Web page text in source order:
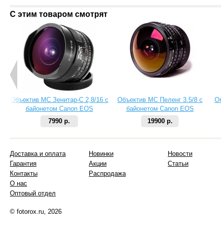
С этим товаром смотрят
Объектив МС Зенитар-C 2,8/16 с
байонетом Canon EOS
7990 р.
Объектив МС Пеленг 3.5/8 с
байонетом Canon EOS
19900 р.
Доставка и оплата
Гарантия
Контакты
О нас
Оптовый отдел
Новинки
Акции
Распродажа
Новости
Статьи
© fotorox.ru, 2026